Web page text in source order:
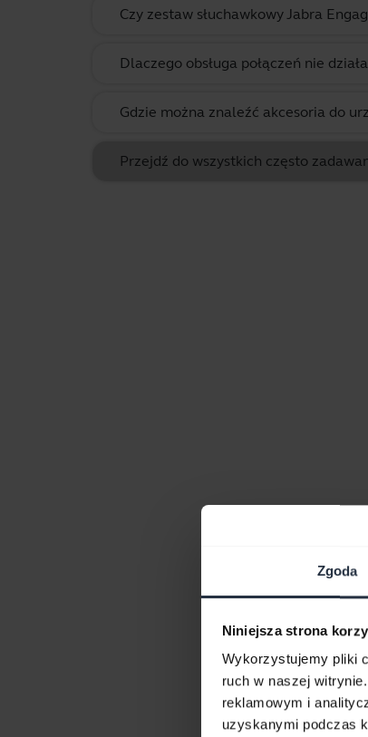
Zgoda
Niniejsza strona
Wykorzystujemy pliki
ruch w naszej
reklamowym i
uzyskanymi podczas
Czy zestaw słuchawkowy Jabra
Dlaczego obsługa połączeń nie
Gdzie można znaleźć akcesoria do
Przejdź do wszystkich często